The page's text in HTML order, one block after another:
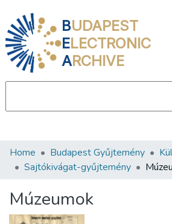
BUDAPEST
ELECTRONIC
ARCHIVE
Communities & Collections
Statistics
Home Budapest Gyűjtemény
Sajtókivágat-gyűjtemény
Múzeumok